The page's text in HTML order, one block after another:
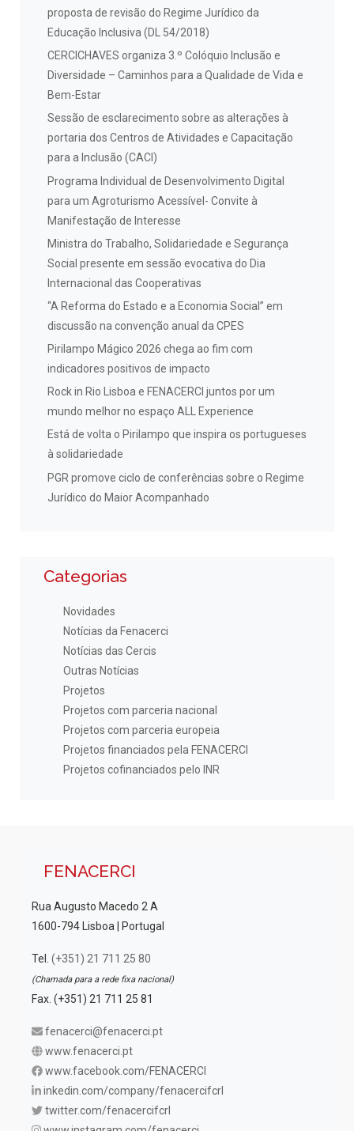
proposta de revisão do Regime Jurídico da
Educação Inclusiva (DL 54/2018)
CERCICHAVES organiza 3.º Colóquio Inclusão e
Diversidade – Caminhos para a Qualidade de Vida e
Bem-Estar
Sessão de esclarecimento sobre as alterações à
portaria dos Centros de Atividades e Capacitação
para a Inclusão (CACI)
Programa Individual de Desenvolvimento Digital
para um Agroturismo Acessível- Convite à
Manifestação de Interesse
Ministra do Trabalho, Solidariedade e Segurança
Social presente em sessão evocativa do Dia
Internacional das Cooperativas
“A Reforma do Estado e a Economia Social” em
discussão na convenção anual da CPES
Pirilampo Mágico 2026 chega ao fim com
indicadores positivos de impacto
Rock in Rio Lisboa e FENACERCI juntos por um
mundo melhor no espaço ALL Experience
Está de volta o Pirilampo que inspira os portugueses
à solidariedade
PGR promove ciclo de conferências sobre o Regime
Jurídico do Maior Acompanhado
Categorias
Novidades
Notícias da Fenacerci
Notícias das Cercis
Outras Notícias
Projetos
Projetos com parceria nacional
Projetos com parceria europeia
Projetos financiados pela FENACERCI
Projetos cofinanciados pelo INR
FENACERCI
Rua Augusto Macedo 2 A
1600-794 Lisboa | Portugal
Tel. (+351) 21 711 25 80
(Chamada para a rede fixa nacional)
Fax. (+351) 21 711 25 81
fenacerci@fenacerci.pt
www.fenacerci.pt
www.facebook.com/FENACERCI
inkedin.com/company/fenacercifcrl
twitter.com/fenacercifcrl